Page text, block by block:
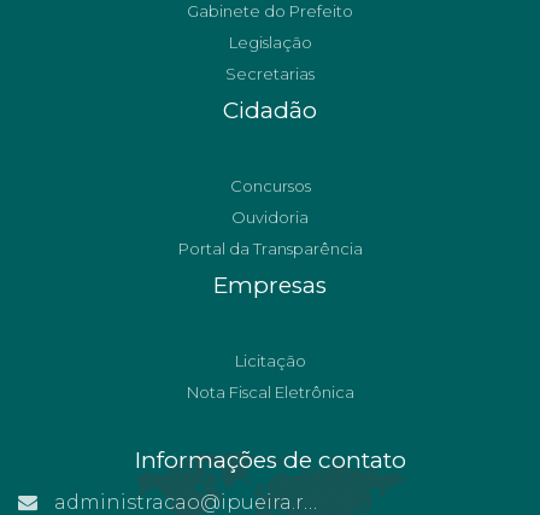
Gabinete do Prefeito
Legislação
Secretarias
Cidadão
Concursos
Ouvidoria
Portal da Transparência
Empresas
Licitação
Nota Fiscal Eletrônica
Informações de contato
administracao@ipueira.rn.gov.br